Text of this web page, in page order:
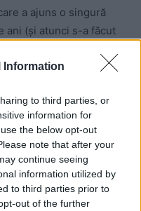
Information
to third parties, or
information for
the below opt-out
note that after your
continue seeing
information utilized by
to third parties prior to
out of the further
a ajuns o singură
ani (și atunci s-a făcut
și de un viking
cu mult înaintea lui
mult mai calde…